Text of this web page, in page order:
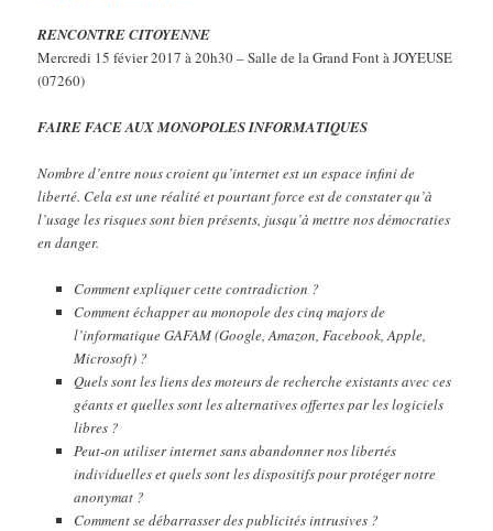
RENCONTRE CITOYENNE
Mercredi 15 févier 2017 à 20h30 – Salle de la Grand Font à JOYEUSE
(07260)
FAIRE FACE AUX MONOPOLES INFORMATIQUES
Nombre d’entre nous croient qu’internet est un espace infini de
liberté. Cela est une réalité et pourtant force est de constater qu’à
l’usage les risques sont bien présents, jusqu’à mettre nos démocraties
en danger.
Comment expliquer cette contradiction ?
Comment échapper au monopole des cinq majors de
l’informatique GAFAM (Google, Amazon, Facebook, Apple,
Microsoft) ?
Quels sont les liens des moteurs de recherche existants avec ces
géants et quelles sont les alternatives offertes par les logiciels
libres ?
Peut-on utiliser internet sans abandonner nos libertés
individuelles et quels sont les dispositifs pour protéger notre
anonymat ?
Comment se débarrasser des publicités intrusives ?